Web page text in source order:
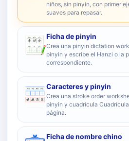
niños, sin pinyin, con primer
suaves para repasar.
Ficha de pinyin
Crea una pinyin dictation
pinyin y escribe el Hanzi o la
correspondiente.
Caracteres y pinyin
Crea una stroke order
pinyin y cuadrícula
página.
Ficha de nombre chino